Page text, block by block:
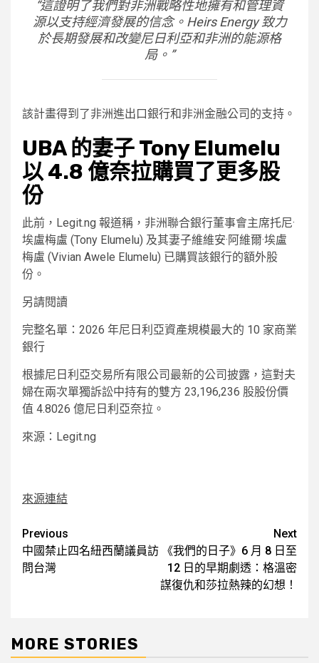
“這證明了我們對非洲戰略性地擁有和管理資
源以支持經濟發展的信念。Heirs Energy 致力
於長期發展和改變尼日利亞和非洲的能源格
局。”
該計畫得到了非洲進出口銀行和非洲金融公司的支持。
UBA 的妻子 Tony Elumelu
以 4.8 億奈拉購買了更多股
份
此前，Legit.ng 報道稱，非洲聯合銀行董事會主席托尼·
埃盧梅盧 (Tony Elumelu) 及其妻子維維安·阿維爾·埃盧
梅盧 (Vivian Awele Elumelu) 已購買該銀行的額外股
份。
另請閱讀
完整名單：2026 年尼日利亞資產規模最大的 10 家商業
銀行
根據尼日利亞交易所有限公司最新的公司披露，這對夫
婦在兩次單獨訴訟中持有的雙方 23,196,236 股股份價
值 4.8026 億尼日利亞奈拉。
來源：Legit.ng
來源連結
Post
navigation
Previous
中國禁止四名紐西蘭議員訪
問台灣
Next
《我們的日子》6 月 8 日至
12 日的早期劇透：格溫密
謀復仇和莎拉熱辣的幻想！
MORE STORIES